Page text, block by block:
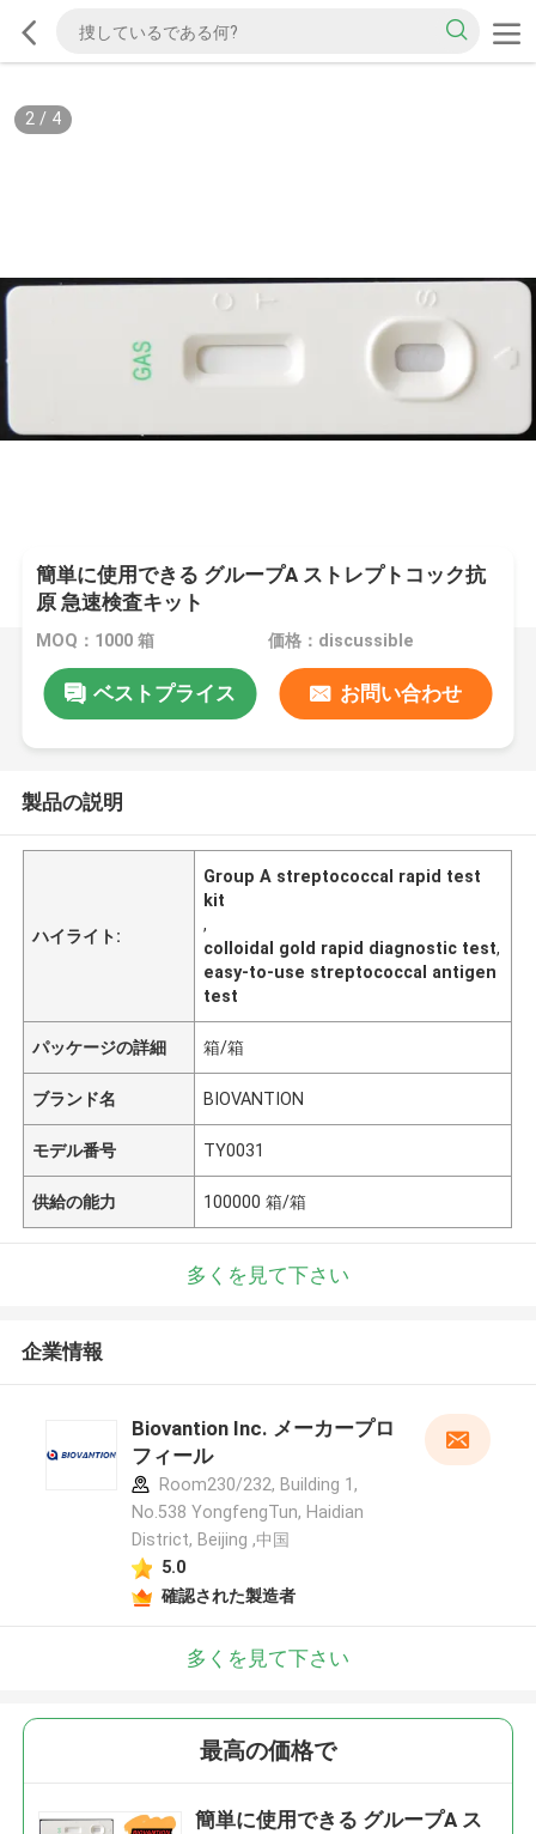
2/ 4
簡単に使用できる グループA ストレプトコック抗
原 急速検査キット
MOQ：1000 箱 価格：discussible
ベストプライス お問い合わせ
製品の説明
ハイライト:
Group A streptococcal rapid test
kit
,
colloidal gold rapid diagnostic test,
easy-to-use streptococcal antigen
test
パッケージの詳細 箱/箱
ブランド名 BIOVANTION
モデル番号 TY0031
供給の能力 100000 箱/箱
多くを見て下さい
企業情報
Biovantion Inc. メーカープロ
フィール
Room230/232, Building 1,
No.538 YongfengTun, Haidian
District, Beijing ,中国
5.0
確認された製造者
多くを見て下さい
最高の価格で
簡単に使用できる グループA ス